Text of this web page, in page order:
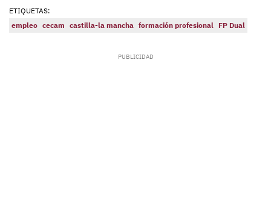
ETIQUETAS:
empleo cecam castilla-la mancha formación profesional FP Dual